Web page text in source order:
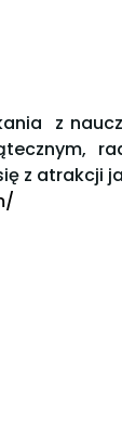
z
z atrakcji